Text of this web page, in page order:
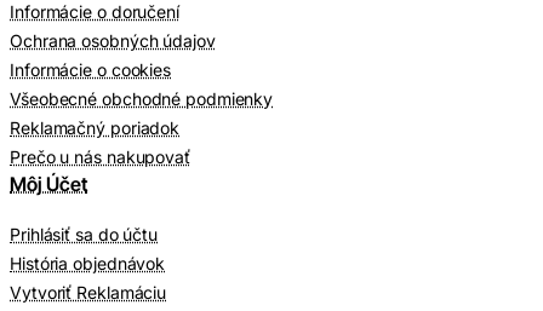
Informácie o doručení
Ochrana osobných údajov
Informácie o cookies
Všeobecné obchodné podmienky
Reklamačný poriadok
Prečo u nás nakupovať
Môj Účet
Prihlásiť sa do účtu
História objednávok
Vytvoriť Reklamáciu